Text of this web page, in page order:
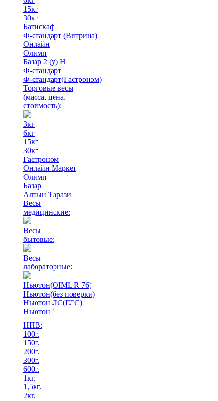
15кг
30кг
Батискаф
Ф-стандарт (Витрина)
Онлайн
Олимп
Базар 2 (у) Н
Ф-стандарт
Ф-стандарт(Гастроном)
Торговые весы
(масса, цена,
стоимость):
3кг
6кг
15кг
30кг
Гастроном
Онлайн Маркет
Олимп
Базар
Алтын Тарази
Весы
медицинские:
Весы
бытовые:
Весы
лабораторные:
Ньютон(OIML R 76)
Ньютон(без поверки)
Ньютон ЛС(ГЛС)
Ньютон 1
НПВ:
100г.
150г.
200г.
300г.
600г.
1кг.
1,5кг.
2кг.